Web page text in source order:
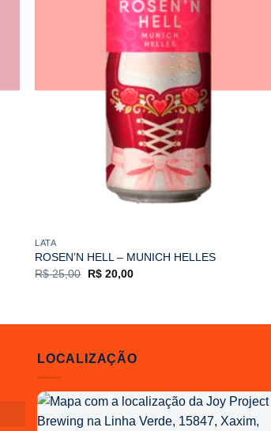
LATA
ROSEN’N HELL – MUNICH HELLES
R$25,00
O
R$20,00O
LOCALIZAÇÃO
Localização
da